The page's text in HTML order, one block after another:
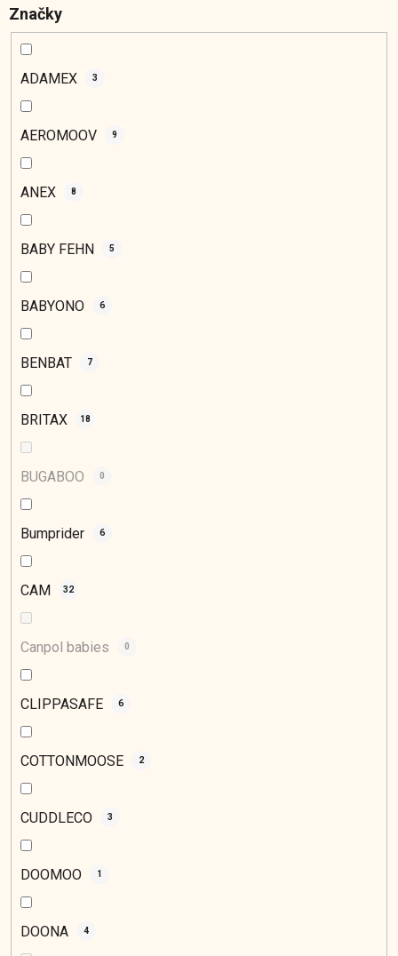
Značky
ADAMEX 3
AEROMOOV 9
ANEX 8
BABY FEHN 5
BABYONO 6
BENBAT 7
BRITAX 18
BUGABOO 0
Bumprider 6
CAM 32
Canpol babies 0
CLIPPASAFE 6
COTTONMOOSE 2
CUDDLECO 3
DOOMOO 1
DOONA 4